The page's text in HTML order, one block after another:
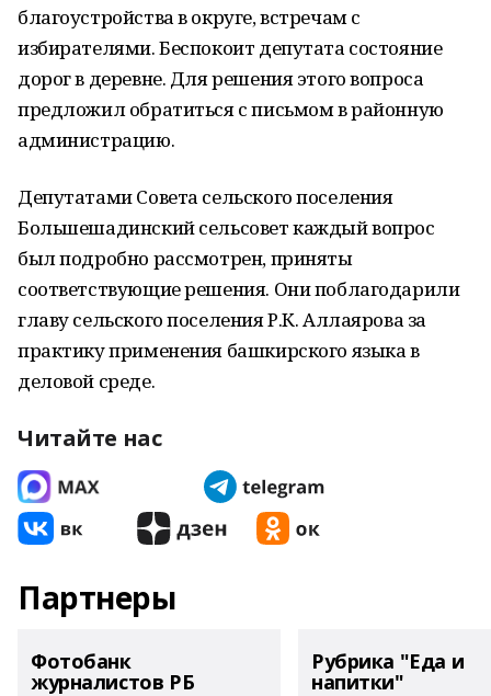
благоустройства в округе, встречам с
избирателями. Беспокоит депутата состояние
дорог в деревне. Для решения этого вопроса
предложил обратиться с письмом в районную
администрацию.
Депутатами Совета сельского поселения
Большешадинский сельсовет каждый вопрос
был подробно рассмотрен, приняты
соответствующие решения. Они поблагодарили
главу сельского поселения Р.К. Аллаярова за
практику применения башкирского языка в
деловой среде.
Читайте нас
Партнеры
Фотобанк
журналистов РБ
Рубрика "Еда и
напитки"